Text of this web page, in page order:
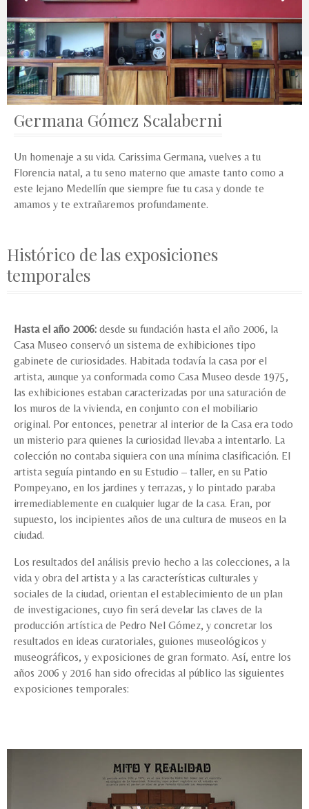
Germana Gómez Scalaberni
Un homenaje a su vida. Carissima Germana, vuelves a tu
Florencia natal, a tu seno materno que amaste tanto como a
este lejano Medellín que siempre fue tu casa y donde te
amamos y te extrañaremos profundamente.
Histórico de las exposiciones
temporales
Hasta el año 2006: desde su fundación hasta el año 2006, la
Casa Museo conservó un sistema de exhibiciones tipo
gabinete de curiosidades. Habitada todavía la casa por el
artista, aunque ya conformada como Casa Museo desde 1975,
las exhibiciones estaban caracterizadas por una saturación de
los muros de la vivienda, en conjunto con el mobiliario
original. Por entonces, penetrar al interior de la Casa era todo
un misterio para quienes la curiosidad llevaba a intentarlo. La
colección no contaba siquiera con una mínima clasificación. El
artista seguía pintando en su Estudio – taller, en su Patio
Pompeyano, en los jardines y terrazas, y lo pintado paraba
irremediablemente en cualquier lugar de la casa. Eran, por
supuesto, los incipientes años de una cultura de museos en la
ciudad.
Los resultados del análisis previo hecho a las colecciones, a la
vida y obra del artista y a las características culturales y
sociales de la ciudad, orientan el establecimiento de un plan
de investigaciones, cuyo fin será develar las claves de la
producción artística de Pedro Nel Gómez, y concretar los
resultados en ideas curatoriales, guiones museológicos y
museográficos, y exposiciones de gran formato. Así, entre los
años 2006 y 2016 han sido ofrecidas al público las siguientes
exposiciones temporales: